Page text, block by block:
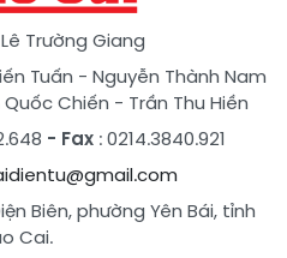
Lê Trường Giang
Tuấn - Nguyễn Thành Nam
Chiến - Trần Thu Hiền
- Fax : 0214.3840.921
Biên, phường Yên Bái, tỉnh
Cai.